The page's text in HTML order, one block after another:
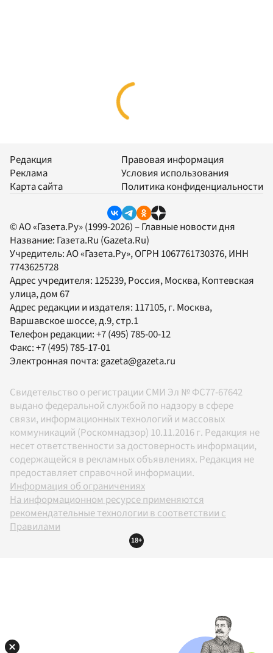
Редакция
Реклама
Карта сайта
Правовая информация
Условия использования
Политика конфиденциальности
© АО «Газета.Ру» (1999-2026) – Главные новости дня
Название: Газета.Ru (Gazeta.Ru)
Учредитель:АО «Газета.Ру», ОГРН 1067761730376, ИНН
7743625728
Адрес учредителя: 125239, Россия, Москва, Коптевская
улица, дом 67
Адрес редакции и издателя: 117105, г. Москва,
Варшавское шоссе, д.9, стр.1
Телефон редакции:+7 (495) 785-00-12
Факс:+7 (495) 785-17-01
Электронная почта:gazeta@gazeta.ru
Свидетельство о регистрации СМИ Эл № ФС77-67642
выдано федеральной службой по надзору в сфере
связи, информационных технологий и массовых
коммуникаций (Роскомнадзор) 10.11.2016 г. Редакция не
несет ответственности за достоверность информации,
содержащейся в рекламных объявлениях. Редакция не
предоставляет справочной информации.
Информация об ограничениях
На информационном ресурсе применяются
рекомендательные технологии в соответствии с
Правилами
18+